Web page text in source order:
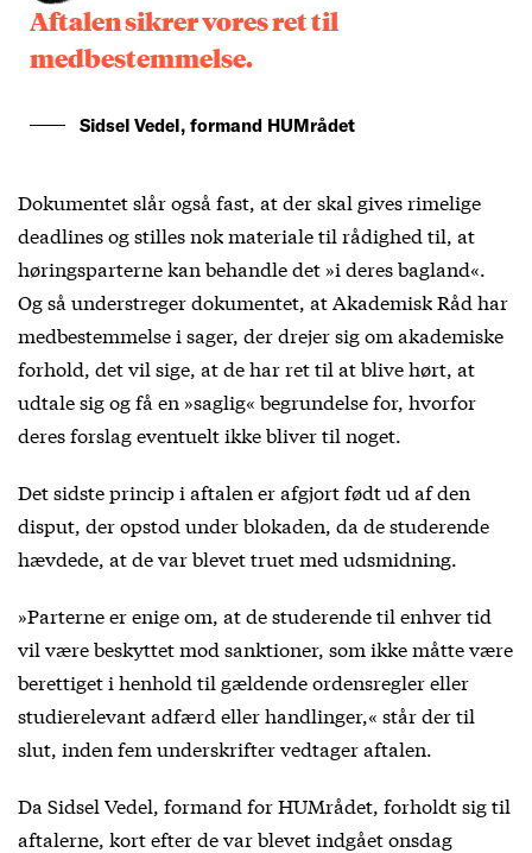
Aftalen sikrer vores ret til
medbestemmelse.
Sidsel Vedel, formand HUMrådet
Dokumentet slår også fast, at der skal gives rimelige
deadlines og stilles nok materiale til rådighed til, at
høringsparterne kan behandle det »i deres bagland«.
Og så understreger dokumentet, at Akademisk Råd har
medbestemmelse i sager, der drejer sig om akademiske
forhold, det vil sige, at de har ret til at blive hørt, at
udtale sig og få en »saglig« begrundelse for, hvorfor
deres forslag eventuelt ikke bliver til noget.
Det sidste princip i aftalen er afgjort født ud af den
disput, der opstod under blokaden, da de studerende
hævdede, at de var blevet truet med udsmidning.
»Parterne er enige om, at de studerende til enhver tid
vil være beskyttet mod sanktioner, som ikke måtte være
berettiget i henhold til gældende ordensregler eller
studierelevant adfærd eller handlinger,« står der til
slut, inden fem underskrifter vedtager aftalen.
Da Sidsel Vedel, formand for HUMrådet, forholdt sig til
aftalerne, kort efter de var blevet indgået onsdag